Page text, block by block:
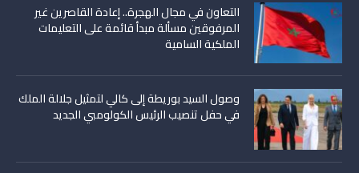
التعاون في مجال الهجرة.. إعادة القاصرين غير
المرفوقين مسألة مبدأ قائمة على التعليمات
الملكية السامية
وصول السيد بوريطة إلى كالي لتمثيل جلالة الملك
في حفل تنصيب الرئيس الكولومبي الجديد